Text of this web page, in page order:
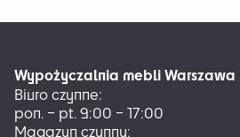
Wypożyczalnia mebli Warszawa
Biuro czynne:
pon. – pt. 9:00 – 17:00
Magazyn czynny: